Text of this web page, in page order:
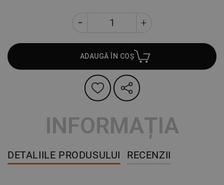
ADAUGĂ ÎN COȘ
INFORMAȚIA
DETALIILE PRODUSULUI RECENZII